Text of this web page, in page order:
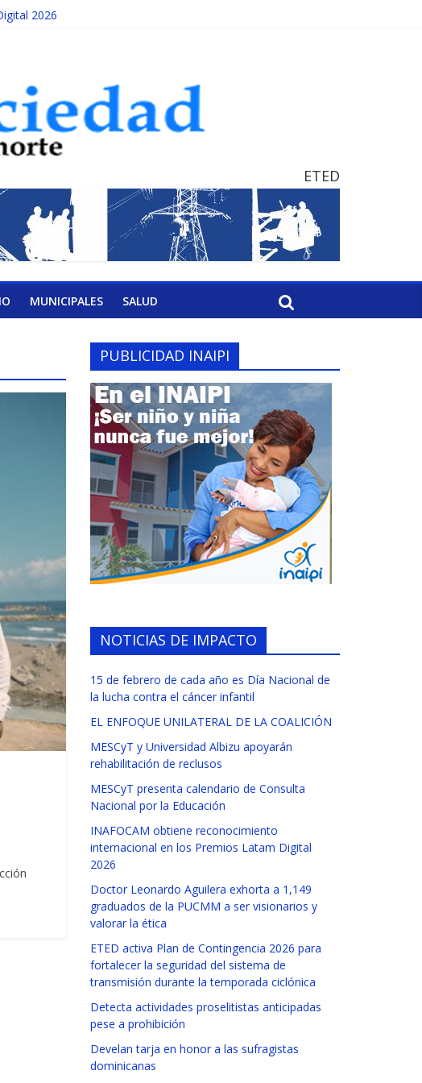
2026
ETED
MUNICIPALES SALUD
PUBLICIDAD INAIPI
NOTICIAS DE IMPACTO
15 de febrero de cada año es Día Nacional de
la lucha contra el cáncer infantil
EL ENFOQUE UNILATERAL DE LA COALICIÓN
MESCyT y Universidad Albizu apoyarán
rehabilitación de reclusos
MESCyT presenta calendario de Consulta
Nacional por la Educación
INAFOCAM obtiene reconocimiento
internacional en los Premios Latam Digital
2026
Doctor Leonardo Aguilera exhorta a 1,149
graduados de la PUCMM a ser visionarios y
valorar la ética
ETED activa Plan de Contingencia 2026 para
fortalecer la seguridad del sistema de
transmisión durante la temporada ciclónica
Detecta actividades proselitistas anticipadas
pese a prohibición
Develan tarja en honor a las sufragistas
dominicanas